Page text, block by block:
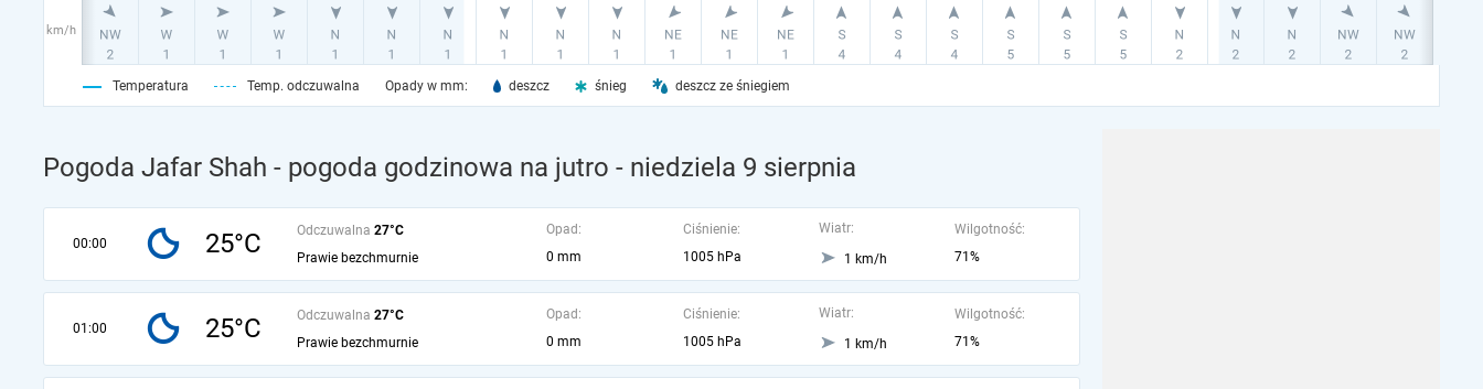
km/h
Temperatura Temp. odczuwalna Opady w mm: deszcz śnieg deszcz ze śniegiem
Pogoda Jafar Shah - pogoda godzinowa na jutro - niedziela 9 sierpnia
00:00 25°C Odczuwalna 27°C
Prawie bezchmurnie
Opad:
0 mm
Ciśnienie:
1005 hPa
Wiatr:
1 km/h
Wilgotność:
71%
01:00 25°C Odczuwalna 27°C
Prawie bezchmurnie
Opad:
0 mm
Ciśnienie:
1005 hPa
Wiatr:
1 km/h
Wilgotność:
71%